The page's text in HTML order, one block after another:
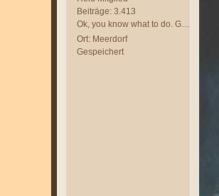
Beiträge: 3.413
Ort: Meerdorf
Gespeichert